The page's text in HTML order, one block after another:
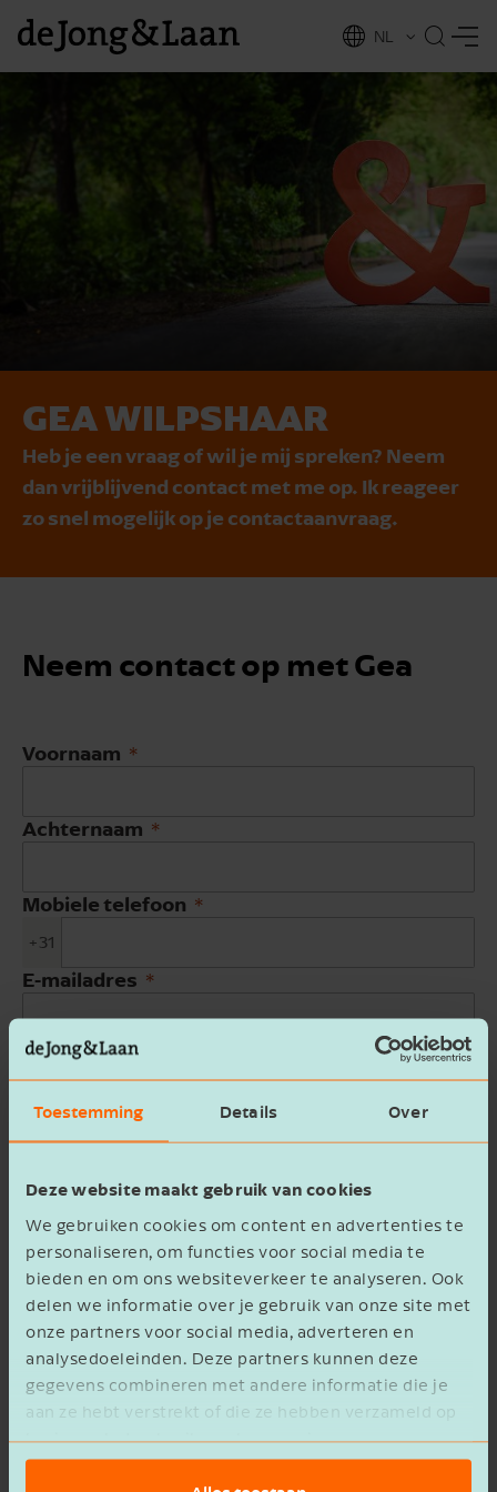
Toestemming Details Over
Deze website maakt gebruik van cookies
We gebruiken cookies om content en advertenties te
personaliseren, om functies voor social media te
bieden en om ons websiteverkeer te analyseren. Ook
delen we informatie over je gebruik van onze site met
onze partners voor social media, adverteren en
analysedoeleinden. Deze partners kunnen deze
gegevens combineren met andere informatie die je
aan ze hebt verstrekt of die ze hebben verzameld op
basis van het gebruik van hun services.
EN
NL
GEA WILPSHAAR
Heb je een vraag of wil je mij spreken? Neem
dan vrijblijvend contact met me op. Ik reageer
zo snel mogelijk op je contactaanvraag.
Neem contact op met Gea
Voornaam
Achternaam
Mobiele telefoon
+31
E-mailadres
Bedrijfsnaam
Ik ga akkoord met hetprivacy statement
Verzenden